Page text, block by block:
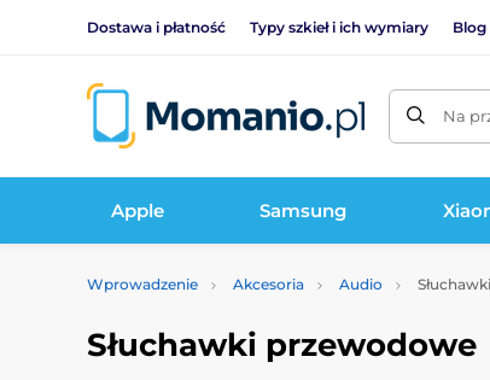
Dostawa i płatność Typy szkieł i ich wymiary Blog
Na
Apple Samsung
Wprowadzenie Akcesoria Audio
Słuchawki przewodowe